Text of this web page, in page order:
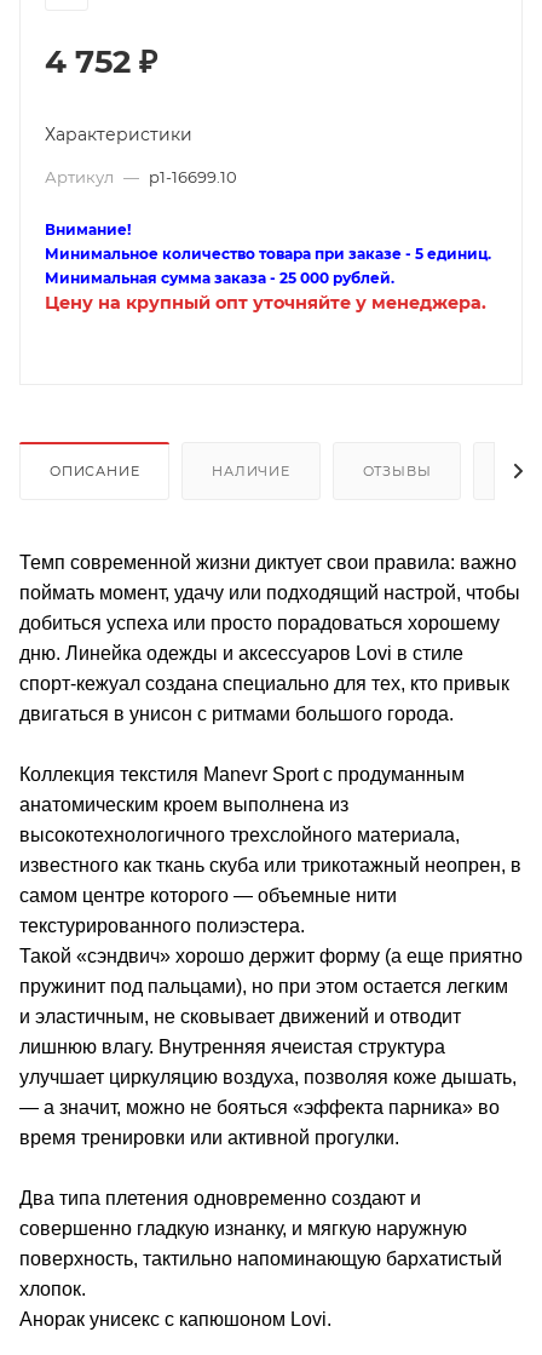
4 752 ₽
Характеристики
Артикул — p1-16699.10
Внимание!
Минимальное количество товара при заказе - 5 единиц.
Минимальная сумма заказа - 25 000 рублей.
Цену на крупный опт уточняйте у менеджера.
ОПИСАНИЕ НАЛИЧИЕ ОТЗЫВЫ
Темп современной жизни диктует свои правила: важно
поймать момент, удачу или подходящий настрой, чтобы
добиться успеха или просто порадоваться хорошему
дню. Линейка одежды и аксессуаров Lovi в стиле
спорт-кежуал создана специально для тех, кто привык
двигаться в унисон с ритмами большого города.
Коллекция текстиля Manevr Sport с продуманным
анатомическим кроем выполнена из
высокотехнологичного трехслойного материала,
известного как ткань скуба или трикотажный неопрен, в
самом центре которого — объемные нити
текстурированного полиэстера.
Такой «сэндвич» хорошо держит форму (а еще приятно
пружинит под пальцами), но при этом остается легким
и эластичным, не сковывает движений и отводит
лишнюю влагу. Внутренняя ячеистая структура
улучшает циркуляцию воздуха, позволяя коже дышать,
— а значит, можно не бояться «эффекта парника» во
время тренировки или активной прогулки.
Два типа плетения одновременно создают и
совершенно гладкую изнанку, и мягкую наружную
поверхность, тактильно напоминающую бархатистый
хлопок.
Анорак унисекс с капюшоном Lovi.